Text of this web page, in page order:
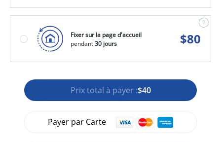
Fixer sur la page d'accueil
pendant30 jours $80
Prix total à payer :$40
Payer par Carte